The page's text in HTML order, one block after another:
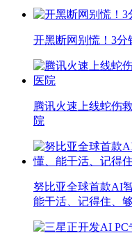
开黑断网别慌！3分
腾讯火速上线蛇伤
院
努比亚全球首款AI
能干活、记得住、